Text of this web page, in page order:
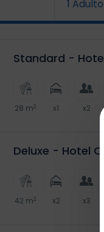
1 Adulto
Standard -
28 m2 x1 x2
Deluxe - Hotel
42 m2 x2 x3